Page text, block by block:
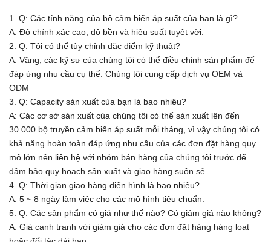
1. Q: Các tính năng của bộ cảm biến áp suất của bạn là gì?
A: Độ chính xác cao, độ bền và hiệu suất tuyệt vời.
2. Q: Tôi có thể tùy chỉnh đặc điểm kỹ thuật?
A: Vâng, các kỹ sư của chúng tôi có thể điều chỉnh sản phẩm để
đáp ứng nhu cầu cụ thể. Chúng tôi cung cấp dịch vụ OEM và
ODM
3. Q: Capacity sản xuất của bạn là bao nhiêu?
A: Các cơ sở sản xuất của chúng tôi có thể sản xuất lên đến
30.000 bộ truyền cảm biến áp suất mỗi tháng, vì vậy chúng tôi có
khả năng hoàn toàn đáp ứng nhu cầu của các đơn đặt hàng quy
mô lớn.nên liên hệ với nhóm bán hàng của chúng tôi trước để
đảm bảo quy hoạch sản xuất và giao hàng suôn sẻ.
4. Q: Thời gian giao hàng điển hình là bao nhiêu?
A: 5 ~ 8 ngày làm việc cho các mô hình tiêu chuẩn.
5. Q: Các sản phẩm có giá như thế nào? Có giảm giá nào không?
A: Giá cạnh tranh với giảm giá cho các đơn đặt hàng hàng loạt